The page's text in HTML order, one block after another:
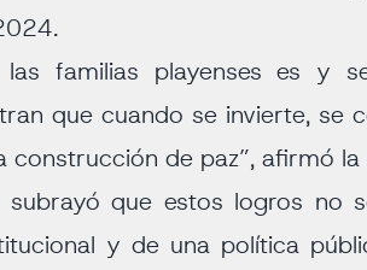
familias playenses es y
que cuando se invierte, se
construcción de paz”, afirmó
subrayó que estos logros no
y de una política